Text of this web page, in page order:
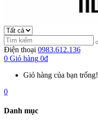
Điện thoại 0983.612.136
0 Giỏ hàng 0đ
Giỏ hàng của bạn trống!
0
Danh mục